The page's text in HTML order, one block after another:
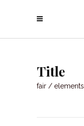
Title
fair / elements